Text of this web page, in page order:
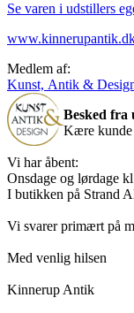
Se varen i udstillers
Medlem af:
Kunst, Antik &
Besked fra
Kære kunde
Vi har åbent:
Onsdage og lørdage
I butikken på Strand
Vi svarer primært på
Med venlig hilsen
Kinnerup Antik